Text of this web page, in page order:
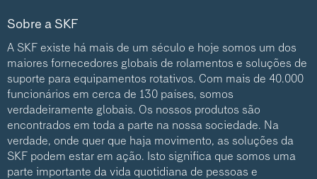
Sobre a SKF
A SKF existe há mais de um século e hoje somos um dos
maiores fornecedores globais de rolamentos e soluções de
suporte para equipamentos rotativos. Com mais de 40.000
funcionários em cerca de 130 países, somos
verdadeiramente globais. Os nossos produtos são
encontrados em toda a parte na nossa sociedade. Na
verdade, onde quer que haja movimento, as soluções da
SKF podem estar em ação. Isto significa que somos uma
parte importante da vida quotidiana de pessoas e